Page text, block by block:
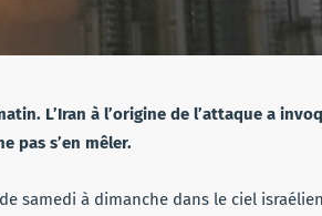
L’Iran à l’origine de l’attaque a
pas s’en mêler.
samedi à dimanche dans le ciel